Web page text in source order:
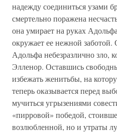
надежду соединиться узами
смертельно поражена
она умирает на руках
окружает ее нежной заботой.
Адольфа небезразлично зло,
Элленор. Оставшись
избежать женитьбы, на
теперь оказывается перед
мучиться угрызениями
«пирровой» победой,
возлюбленной, но и утраты